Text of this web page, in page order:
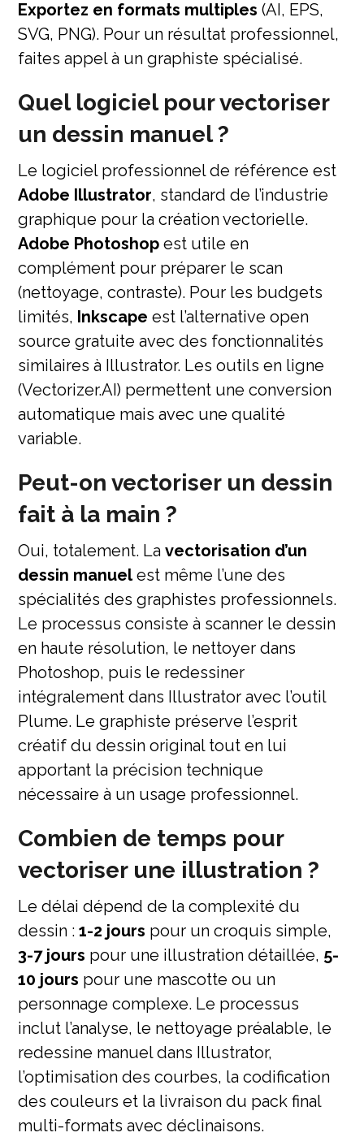
Exportez en formats multiples (AI, EPS,
SVG, PNG). Pour un résultat professionnel,
faites appel à un graphiste spécialisé.
Quel logiciel pour vectoriser
un dessin manuel ?
Le logiciel professionnel de référence est
Adobe Illustrator, standard de l’industrie
graphique pour la création vectorielle.
Adobe Photoshop est utile en
complément pour préparer le scan
(nettoyage, contraste). Pour les budgets
limités, Inkscape est l’alternative open
source gratuite avec des fonctionnalités
similaires à Illustrator. Les outils en ligne
(Vectorizer.AI) permettent une conversion
automatique mais avec une qualité
variable.
Peut-on vectoriser un dessin
fait à la main ?
Oui, totalement. Lavectorisation d’un
dessin manuelest même l’une des
spécialités des graphistes professionnels.
Le processus consiste à scanner le dessin
en haute résolution, le nettoyer dans
Photoshop, puis le redessiner
intégralement dans Illustrator avec l’outil
Plume. Le graphiste préserve l’esprit
créatif du dessin original tout en lui
apportant la précision technique
nécessaire à un usage professionnel.
Combien de temps pour
vectoriser une illustration ?
Le délai dépend de la complexité du
dessin :1-2 jours pour un croquis simple,
3-7 jours pour une illustration détaillée, 5-
10 jours pour une mascotte ou un
personnage complexe. Le processus
inclut l’analyse, le nettoyage préalable, le
redessine manuel dans Illustrator,
l’optimisation des courbes, la codification
des couleurs et la livraison du pack final
multi-formats avec déclinaisons.